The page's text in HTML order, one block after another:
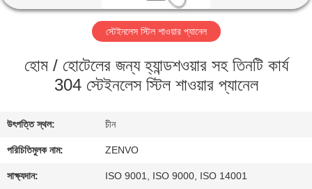
কারখানা
যোগাযোগ
করুন
স্টেইনলেস স্টিল শাওয়ার প্যানেল
হোম / হোটেলের জন্য হ্যান্ডশওয়ার সহ তিনটি কার্য
304 স্টেইনলেস স্টিল শাওয়ার প্যানেল
উৎপত্তি স্থল: চীন
পরিচিতিমুলক নাম: ZENVO
সাক্ষ্যদান: ISO 9001, ISO 9000, ISO 14001